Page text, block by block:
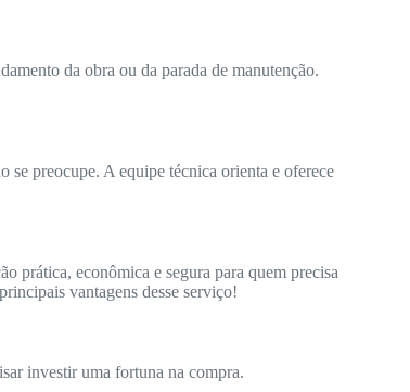
da obra ou da parada de manutenção.
se preocupe. A equipe técnica orienta e oferece
prática, econômica e segura para quem precisa
vantagens desse serviço!
investir uma fortuna na compra.